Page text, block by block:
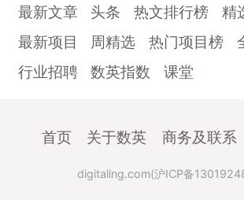
最新文章 头条 热文排行榜 精
最新项目
周精选 热门项目榜
行业招聘
数英指数 课堂
首页 关于数英 商务及联系
digitaling.com(沪ICP备